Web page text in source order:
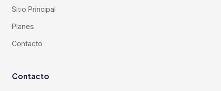
Sitio Principal
Planes
Contacto
Contacto